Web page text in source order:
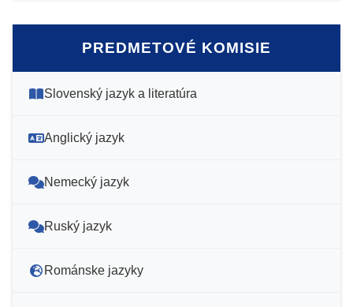
PREDMETOVÉ KOMISIE
Slovenský jazyk a literatúra
Anglický jazyk
Nemecký jazyk
Ruský jazyk
Románske jazyky